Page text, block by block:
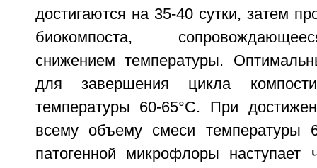
достигаются на 35-40 сутки, затем
биокомпоста,
снижением температуры.
для завершения цикла
температуры 60-65°С. При
всему объему смеси температуры
патогенной микрофлоры наступает